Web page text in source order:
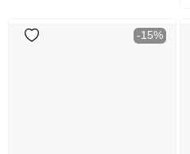
-15%